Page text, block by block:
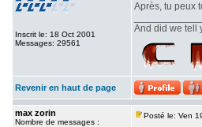
Inscrit le: 18 Oct 2001
Messages: 29561
Après, tu peux
And did we tell
Revenir en haut de page
max zorin
Nombre de messages :
Posté le: Ven